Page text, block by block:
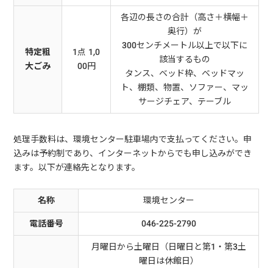
特定粗
大ごみ
1点 1,0
00円
各辺の長さの合計（高さ＋横幅＋
奥行）が
300センチメートル以上で以下に
該当するもの
タンス、ベッド枠、ベッドマッ
ト、棚類、物置、ソファー、マッ
サージチェア、テーブル
処理手数料は、環境センター駐車場内で支払ってください。申
込みは予約制であり、インターネットからでも申し込みができ
ます。以下が連絡先となります。
名称
環境センター
電話番号
046-225-2790
月曜日から土曜日（日曜日と第1・第3土
曜日は休館日）